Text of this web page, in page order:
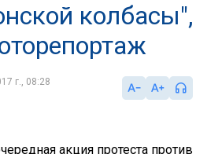
колбасы",
г., 08:28
акция протеста против